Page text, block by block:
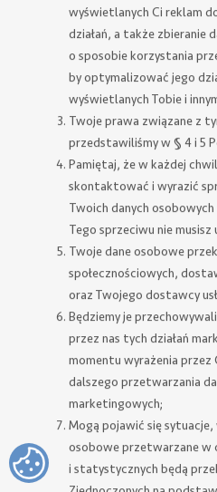
Instalator
Serwisant
wyświetlanych Ci reklam
działań, a także zbieranie
o sposobie korzystania
by optymalizować jego
wyświetlanych Tobie i
Twoje prawa związane z
przedstawiliśmy w § 4 i 5
Pamiętaj, że w każdej
skontaktować i wyrazić
Twoich danych
Tego sprzeciwu nie musisz
Twoje dane osobowe
społecznościowych,
oraz Twojego dostawcy
Będziemy je
przez nas tych działań
momentu wyrażenia przez
dalszego przetwarzania
marketingowych;
Mogą pojawić się
osobowe przetwarzane w
i statystycznych będą
Zmień
preferencje